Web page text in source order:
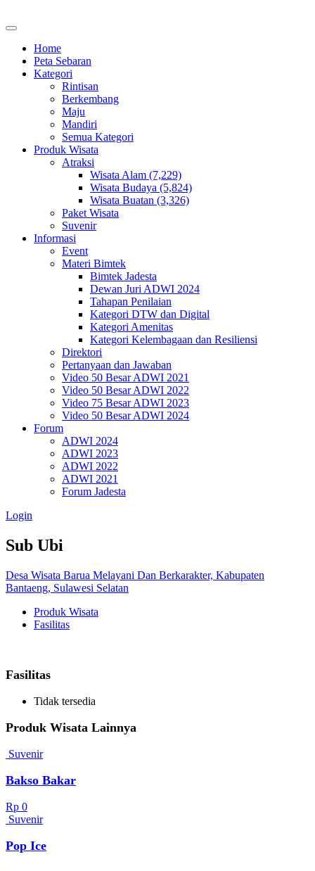
Home
Peta Sebaran
Kategori
Rintisan
Berkembang
Maju
Mandiri
Semua Kategori
Produk Wisata
Atraksi
Wisata Alam (7,229)
Wisata Budaya (5,824)
Wisata Buatan (3,326)
Paket Wisata
Suvenir
Informasi
Event
Materi Bimtek
Bimtek Jadesta
Dewan Juri ADWI 2024
Tahapan Penilaian
Kategori DTW dan Digital
Kategori Amenitas
Kategori Kelembagaan dan Resiliensi
Direktori
Pertanyaan dan Jawaban
Video 50 Besar ADWI 2021
Video 50 Besar ADWI 2022
Video 75 Besar ADWI 2023
Video 50 Besar ADWI 2024
Forum
ADWI 2024
ADWI 2023
ADWI 2022
ADWI 2021
Forum Jadesta
Login
Sub Ubi
Desa Wisata Barua Melayani Dan Berkarakter, Kabupaten
Bantaeng, Sulawesi Selatan
Produk Wisata
Fasilitas
Fasilitas
Tidak tersedia
Produk Wisata Lainnya
Suvenir
Bakso Bakar
Rp 0
Suvenir
Pop Ice